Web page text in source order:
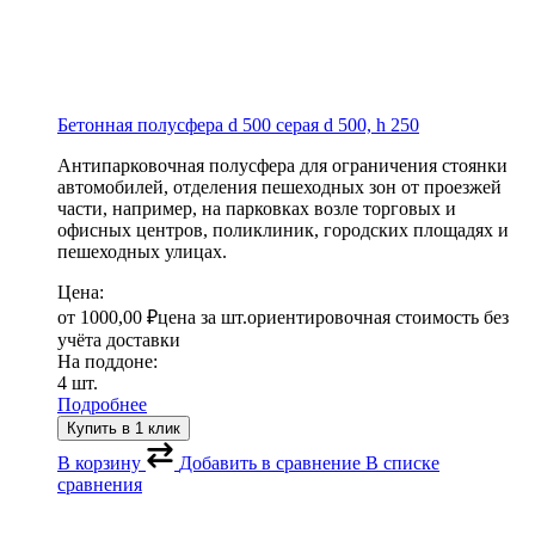
Бетонная полусфера d 500 серая d 500, h 250
Антипарковочная полусфера для ограничения стоянки
автомобилей, отделения пешеходных зон от проезжей
части, например, на парковках возле торговых и
офисных центров, поликлиник, городских площадях и
пешеходных улицах.
Цена:
от 1000,00 ₽цена за шт.ориентировочная стоимость без
учёта доставки
На поддоне:
4 шт.
Подробнее
Купить в 1 клик
В корзину Добавить в сравнение В списке
сравнения